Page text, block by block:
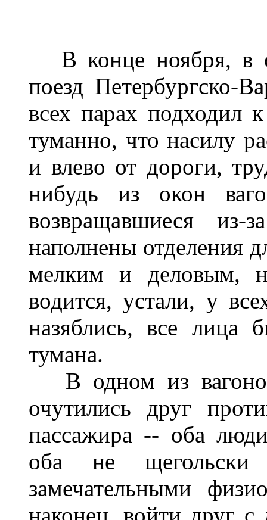
В конце ноября, в
поезд Петербургско-
всех парах подходил
туманно, что насилу
и влево от дороги,
нибудь из окон
возвращавшиеся
наполнены отделения
мелким и деловым,
водится, устали, у
назяблись, все лица
тумана.
В одном из вагонов
очутились друг
пассажира -- оба
оба не
замечательными